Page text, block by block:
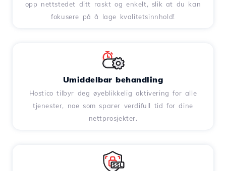
opp nettstedet ditt raskt og enkelt, slik at du kan
fokusere på å lage kvalitetsinnhold!
Umiddelbar behandling
Hostico tilbyr deg øyeblikkelig aktivering for alle
tjenester, noe som sparer verdifull tid for dine
nettprosjekter.